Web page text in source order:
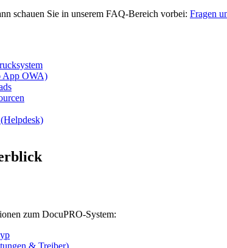
schauen Sie in unserem FAQ-Bereich vorbei: Fragen
App OWA)
zum DocuPRO-System: